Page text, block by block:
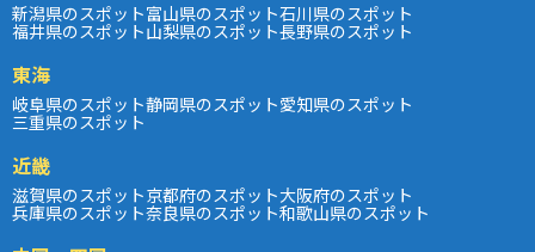
新潟県のスポット富山県のスポット石川県のスポット
福井県のスポット山梨県のスポット長野県のスポット
東海
岐阜県のスポット静岡県のスポット愛知県のスポット
三重県のスポット
近畿
滋賀県のスポット京都府のスポット大阪府のスポット
兵庫県のスポット奈良県のスポット和歌山県のスポット